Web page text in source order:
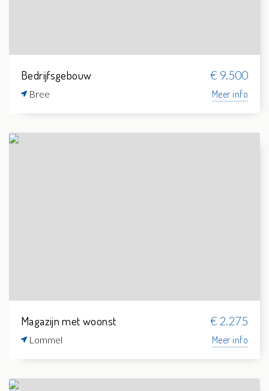
Bedrijfsgebouw € 9.500
Bree Meer info
Magazijn met woonst € 2.275
Lommel Meer info